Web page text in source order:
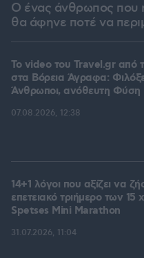
Ο ένας άνθρωπος που
θα άφηνε ποτέ να
To video του Travel.gr από
στα Βόρεια Άγραφα:
Άνθρωποι, ανόθευτη Φύση
07.08.2026, 12:38
14+1 λόγοι που αξίζει να
επετειακό τριήμερο των 15
Spetses Mini Marathon
31.07.2026, 11:04